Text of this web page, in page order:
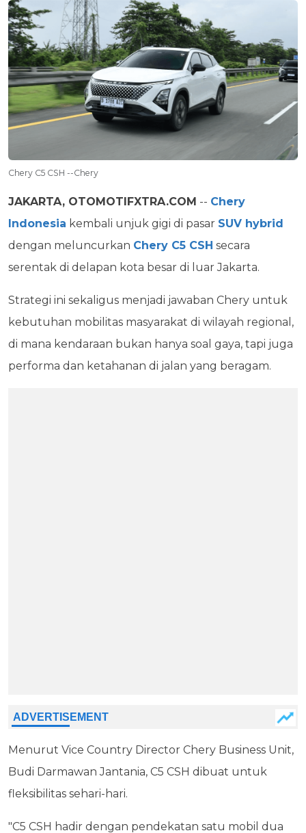
Chery C5 CSH --Chery
JAKARTA, OTOMOTIFXTRA.COM -- Chery
Indonesia kembali unjuk gigi di pasar SUV hybrid
dengan meluncurkan Chery C5 CSH secara
serentak di delapan kota besar di luar Jakarta.
Strategi ini sekaligus menjadi jawaban Chery untuk
kebutuhan mobilitas masyarakat di wilayah regional,
di mana kendaraan bukan hanya soal gaya, tapi juga
performa dan ketahanan di jalan yang beragam.
Menurut Vice Country Director Chery Business Unit,
Budi Darmawan Jantania, C5 CSH dibuat untuk
fleksibilitas sehari-hari.
"C5 CSH hadir dengan pendekatan satu mobil dua